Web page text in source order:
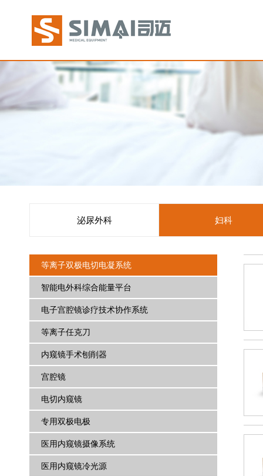
泌尿外科 妇科
等离子双极电切电凝系统
智能电外科综合能量平台
电子宫腔镜诊疗技术协作系统
等离子任克刀
内窥镜手术刨削器
宫腔镜
电切内窥镜
专用双极电极
医用内窥镜摄像系统
医用内窥镜冷光源